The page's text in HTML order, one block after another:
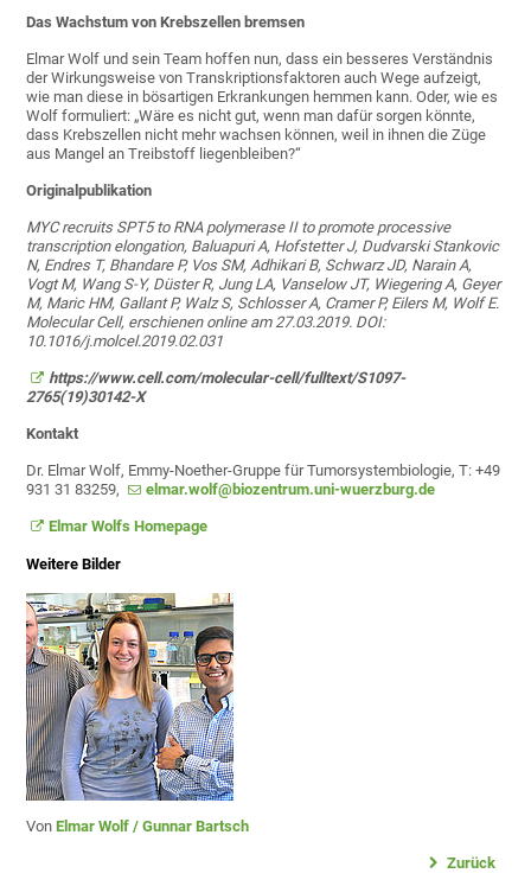
Das Wachstum von Krebszellen bremsen
Elmar Wolf und sein Team hoffen nun, dass ein besseres Verständnis
der Wirkungsweise von Transkriptionsfaktoren auch Wege aufzeigt,
wie man diese in bösartigen Erkrankungen hemmen kann. Oder, wie es
Wolf formuliert: „Wäre es nicht gut, wenn man dafür sorgen könnte,
dass Krebszellen nicht mehr wachsen können, weil in ihnen die Züge
aus Mangel an Treibstoff liegenbleiben?“
Originalpublikation
MYC recruits SPT5 to RNA polymerase II to promote processive
transcription elongation, Baluapuri A, Hofstetter J, Dudvarski Stankovic
N, Endres T, Bhandare P, Vos SM, Adhikari B, Schwarz JD, Narain A,
Vogt M, Wang S-Y, Düster R, Jung LA, Vanselow JT, Wiegering A, Geyer
M, Maric HM, Gallant P, Walz S, Schlosser A, Cramer P, Eilers M, Wolf E.
Molecular Cell, erschienen online am 27.03.2019. DOI:
10.1016/j.molcel.2019.02.031
https://www.cell.com/molecular-cell/fulltext/S1097-
2765(19)30142-X
Kontakt
Dr. Elmar Wolf, Emmy-Noether-Gruppe für Tumorsystembiologie, T: +49
931 31 83259,
elmar.wolf@biozentrum.uni-wuerzburg.de
Elmar Wolfs Homepage
Weitere Bilder
VonElmar Wolf / Gunnar Bartsch
Zurück